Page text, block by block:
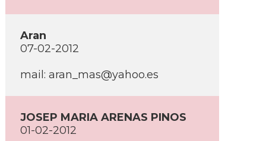
Aran
07-02-2012
mail: aran_mas@yahoo.es
JOSEP MARIA ARENAS PINOS
01-02-2012